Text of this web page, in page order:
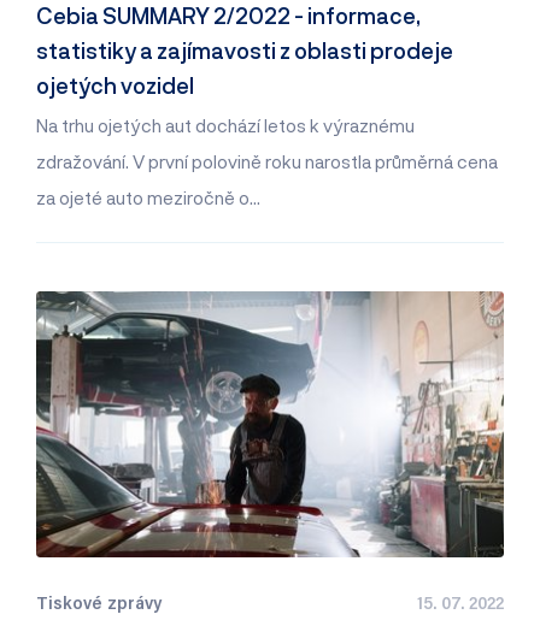
Cebia SUMMARY 2/2022 - informace,
statistiky a zajímavosti z oblasti prodeje
ojetých vozidel
Na trhu ojetých aut dochází letos k výraznému
zdražování. V první polovině roku narostla průměrná cena
za ojeté auto meziročně o…
Tiskové zprávy 15. 07. 2022